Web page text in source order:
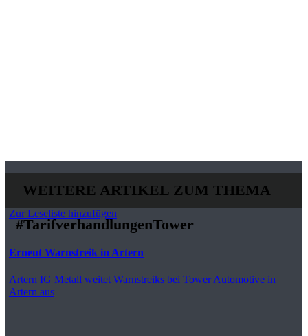
WEITERE ARTIKEL ZUM THEMA
#TarifverhandlungenTower
Zur Leseliste hinzufügen
Erneut Warnstreik in Artern
Artern IG Metall weitet Warnstreiks bei Tower Automotive in
Artern aus